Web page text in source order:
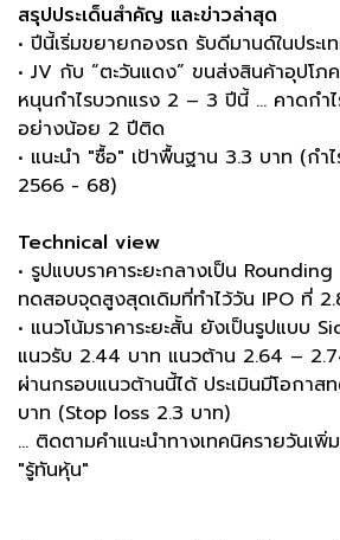
สรุปประเด็นสำคัญ และข่าวล่าสุด
• ปีนี้เริ่มขยายกองรถ รับดีมานด์ในประ
• JV กับ “ตะวันแดง” ขนส่งสินค้าอุปโภ
หนุนกำไรบวกแรง 2 – 3 ปีนี้ … คาดกำ
อย่างน้อย 2 ปีติด
• แนะนำ "ซื้อ" เป้าพื้นฐาน 3.3 บาท (กำ
2566 - 68)
Technical view
• รูปแบบราคาระยะกลางเป็น
ทดสอบจุดสูงสุดเดิมที่ทำไว้วัน IPO ที่
• แนวโน้มราคาระยะสั้น ยังเป็นรูปแบบ
แนวรับ 2.44 บาท แนวต้าน 2.64 –
ผ่านกรอบแนวต้านนี้ได้ ประเมินมีโอกา
บาท (Stop loss 2.3 บาท)
... ติดตามคำแนะนำทางเทคนิครายวันเพิ่ม
"รู้ทันหุ้น"